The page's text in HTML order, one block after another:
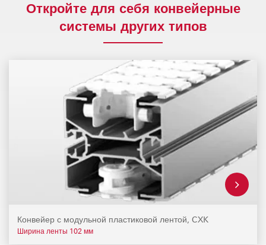
Откройте для себя конвейерные
системы других типов
Конвейер с модульной пластиковой лентой, CXK
Ширина ленты 102 мм